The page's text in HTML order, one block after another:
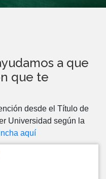
a que
que te
desde el Título de
Universidad según la
aquí